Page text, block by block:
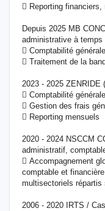
 Reporting
Depuis 2025 MB
administrative à temps
 Comptabilité
 Traitement de la
2023 - 2025 ZENRIDE
 Comptabilité
 Gestion des frais
 Reporting mensuels
2020 - 2024 NSCCM
administratif,
 Accompagnement
comptable et
multisectoriels répartis
2006 - 2020 IRTS /